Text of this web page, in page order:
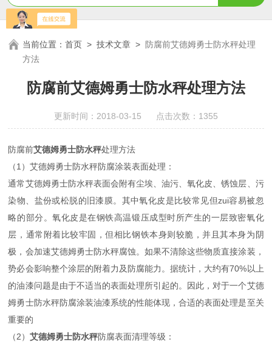
当前位置：首页 >技术文章 > 防腐前艾德姆勇士防水秤处理
方法
防腐前艾德姆勇士防水秤处理方法
更新时间：2018-03-15 点击次数：1355
防腐前艾德姆勇士防水秤处理方法
（1）艾德姆勇士防水秤防腐涂装表面处理：
通常艾德姆勇士防水秤表面会附有尘埃、油污、氧化皮、锈蚀层、污
染物、盐份或松脱的旧漆膜。其中氧化皮是比较常见但zui容易被忽
略的部分。氧化皮是在钢铁高温锻压成型时所产生的一层致密氧化
层，通常附着比较牢固，但相比钢铁本身则较脆，并且其本身为阴
极，会加速艾德姆勇士防水秤腐蚀。如果不清除这些物质直接涂装，
势必会影响整个涂层的附着力及防腐能力。据统计，大约有70%以上
的油漆问题是由于不适当的表面处理所引起的。因此，对于一个艾德
姆勇士防水秤防腐涂装油漆系统的性能体现，合适的表面处理是至关
重要的
（2）艾德姆勇士防水秤防腐表面清理等级：